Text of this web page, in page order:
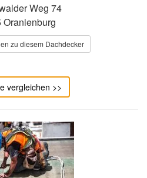
Weg 74
Oranienburg
zu diesem Dachdecker
vergleichen >>